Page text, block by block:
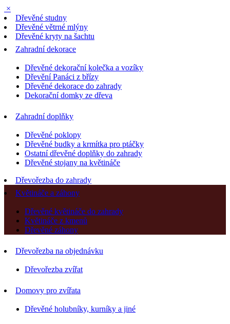
×
Dřevěné studny
Dřevěné větrné mlýny
Dřevěné kryty na šachtu
Zahradní dekorace
Dřevěné dekorační kolečka a vozíky
Dřevění Panáci z břízy
Dřevěné dekorace do zahrady
Dekorační domky ze dřeva
Zahradní doplňky
Dřevěné poklopy
Dřevěné budky a krmítka pro ptáčky
Ostatní dřevěné doplňky do zahrady
Dřevěné stojany na květináče
Dřevořezba do zahrady
Květináče a záhony
Dřevěné květináče do zahrady
Květináče z kmenů
Dřevěné záhony
Dřevořezba na objednávku
Dřevořezba zvířat
Domovy pro zvířata
Dřevěné holubníky, kurníky a jiné